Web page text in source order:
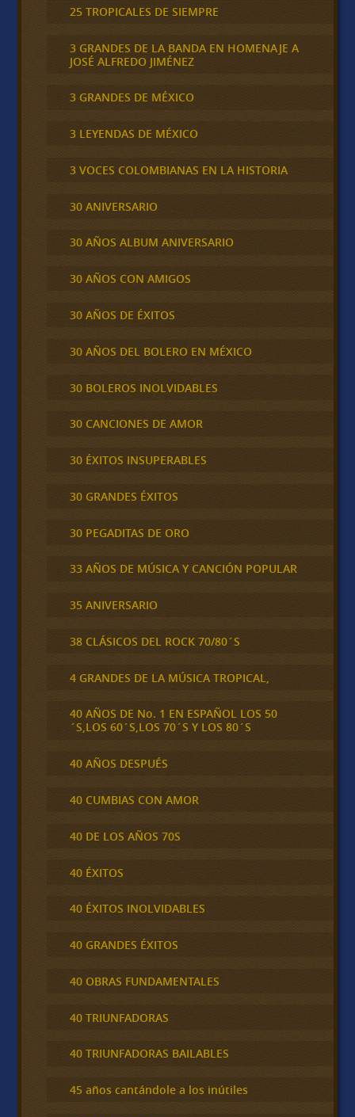
25 TROPICALES DE SIEMPRE
3 GRANDES DE LA BANDA EN HOMENAJE A
JOSÉ ALFREDO JIMÉNEZ
3 GRANDES DE MÉXICO
3 LEYENDAS DE MÉXICO
3 VOCES COLOMBIANAS EN LA HISTORIA
30 ANIVERSARIO
30 AÑOS ALBUM ANIVERSARIO
30 AÑOS CON AMIGOS
30 AÑOS DE ÉXITOS
30 AÑOS DEL BOLERO EN MÉXICO
30 BOLEROS INOLVIDABLES
30 CANCIONES DE AMOR
30 ÉXITOS INSUPERABLES
30 GRANDES ÉXITOS
30 PEGADITAS DE ORO
33 AÑOS DE MÚSICA Y CANCIÓN POPULAR
35 ANIVERSARIO
38 CLÁSICOS DEL ROCK 70/80´S
4 GRANDES DE LA MÚSICA TROPICAL,
40 AÑOS DE No. 1 EN ESPAÑOL LOS 50
´S,LOS 60´S,LOS 70´S Y LOS 80´S
40 AÑOS DESPUÉS
40 CUMBIAS CON AMOR
40 DE LOS AÑOS 70S
40 ÉXITOS
40 ÉXITOS INOLVIDABLES
40 GRANDES ÉXITOS
40 OBRAS FUNDAMENTALES
40 TRIUNFADORAS
40 TRIUNFADORAS BAILABLES
45 años cantándole a los inútiles